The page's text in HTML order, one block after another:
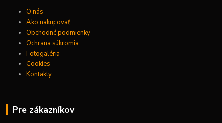
O nás
Ako nakupovať
Obchodné podmienky
Ochrana súkromia
Fotogaléria
Cookies
Kontakty
Pre zákazníkov